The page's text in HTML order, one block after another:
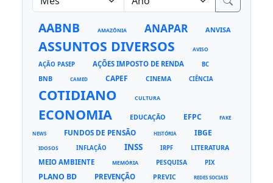
AABNB AMAZÔNIA ANAPAR ANVISA
ASSUNTOS DIVERSOS AVISO
AÇÃO PASEP AÇÕES IMPOSTO DE RENDA BC
BNB CAMED CAPEF CINEMA CIÊNCIA
COTIDIANO CULTURA
ECONOMIA EDUCAÇÃO EFPC FAKE
NEWS FUNDOS DE PENSÃO HISTÓRIA IBGE
IDOSOS INFLAÇÃO INSS IRPF LITERATURA
MEIO AMBIENTE MEMÓRIA PESQUISA PIX
PLANO BD PREVENÇÃO PREVIC REDES SOCIAIS